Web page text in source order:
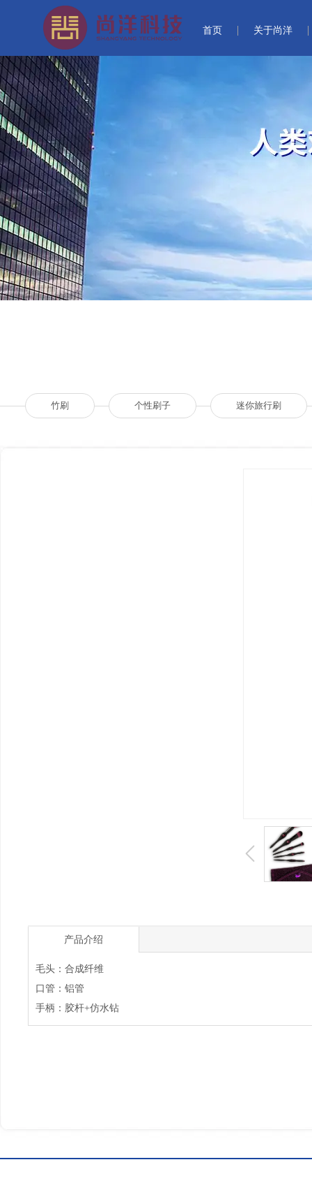
首页 关于尚洋
竹刷 个性刷子 迷你旅行刷
产品介绍
毛头：合成纤维
口管：铝管
手柄：胶杆+仿水钻